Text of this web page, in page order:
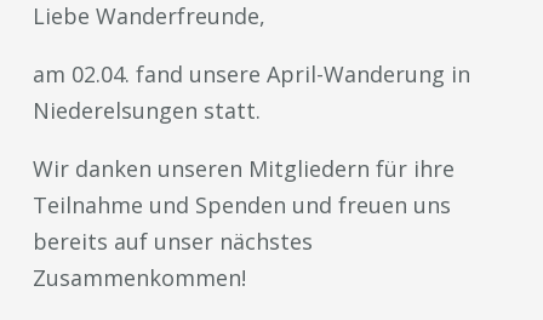
Liebe Wanderfreunde,
am 02.04. fand unsere April-Wanderung in
Niederelsungen statt.
Wir danken unseren Mitgliedern für ihre
Teilnahme und Spenden und freuen uns
bereits auf unser nächstes
Zusammenkommen!